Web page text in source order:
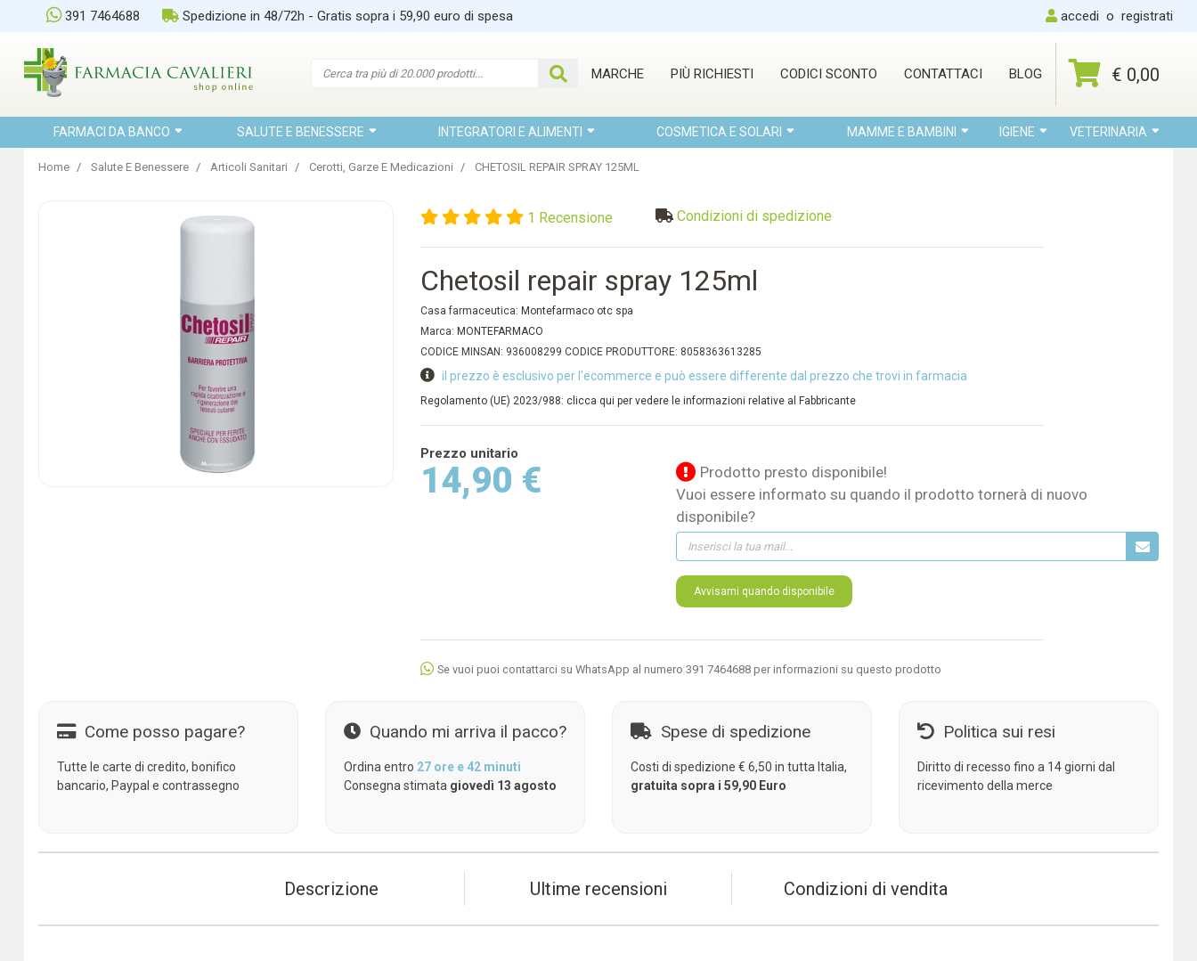
391 7464688 Spedizione in 48/72h - Gratis sopra i 59,90 euro di spesa accedi o registrati
MARCHE PIÙ RICHIESTI CODICI SCONTO CONTATTACI BLOG € 0,00
FARMACI DA BANCO SALUTE E BENESSERE INTEGRATORI E ALIMENTI COSMETICA E SOLARI MAMME E BAMBINI IGIENE VETERINARIA
Home Salute E Benessere Articoli Sanitari Cerotti, Garze E Medicazioni CHETOSIL REPAIR SPRAY 125ML
1 Recensione Condizioni di spedizione
Chetosil repair spray 125ml
Casa farmaceutica: Montefarmaco otc spa
Marca: MONTEFARMACO
CODICE MINSAN: 936008299 CODICE PRODUTTORE: 8058363613285
il prezzo è esclusivo per l'ecommerce e può essere differente dal prezzo che trovi in farmacia
Regolamento (UE) 2023/988: clicca qui per vedere le informazioni relative al Fabbricante
Prezzo unitario
14,90 €
Prodotto presto disponibile!
Vuoi essere informato su quando il prodotto tornerà di nuovo
disponibile?
Avvisami quando disponibile
Se vuoi puoi contattarci su WhatsApp al numero 391 7464688 per informazioni su questo prodotto
Come posso pagare?
Tutte le carte di credito, bonifico
bancario, Paypal e contrassegno
Quando mi arriva il pacco?
Ordina entro 27 ore e 42 minuti
Consegna stimata giovedì 13 agosto
Spese di spedizione
Costi di spedizione € 6,50 in tutta Italia,
gratuita sopra i 59,90 Euro
Politica sui resi
Diritto di recesso fino a 14 giorni dal
ricevimento della merce
Descrizione Ultime recensioni Condizioni di vendita